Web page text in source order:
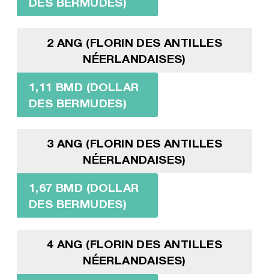
2 ANG (FLORIN DES ANTILLES
NÉERLANDAISES)
1,11 BMD (DOLLAR
DES BERMUDES)
3 ANG (FLORIN DES ANTILLES
NÉERLANDAISES)
1,67 BMD (DOLLAR
DES BERMUDES)
4 ANG (FLORIN DES ANTILLES
NÉERLANDAISES)